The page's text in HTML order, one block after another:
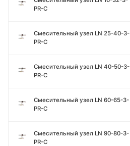
PR-C
Смесительный узел LN 25-40-3-
PR-C
Смесительный узел LN 40-50-3-
PR-C
Смесительный узел LN 60-65-3-
PR-C
Смесительный узел LN 90-80-3-
PR-C